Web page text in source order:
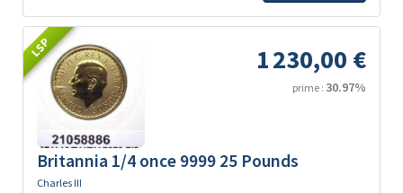
LSP 1 230,00 €
prime : 30.97%
Britannia 1/4 once 9999 25 Pounds
Charles III